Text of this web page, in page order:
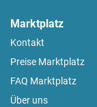
Marktplatz
Kontakt
Preise Marktplatz
FAQ Marktplatz
Über uns